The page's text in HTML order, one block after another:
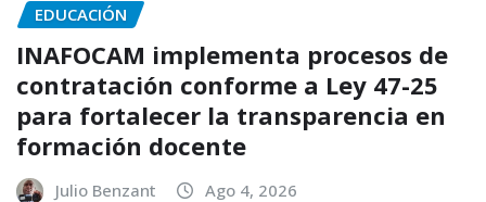
EDUCACIÓN
INAFOCAM implementa procesos de
contratación conforme a Ley 47-25
para fortalecer la transparencia en
formación docente
Julio Benzant Ago 4, 2026